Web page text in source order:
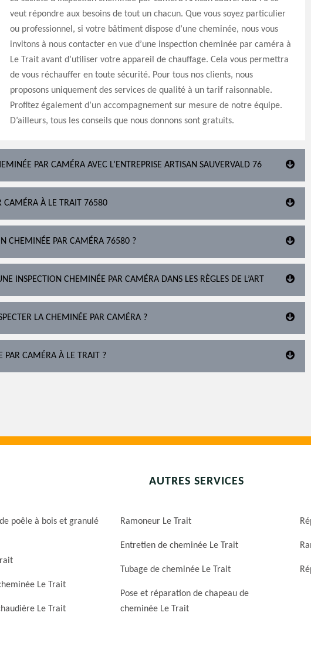
veut répondre aux besoins de tout un chacun. Que vous soyez particulier
ou professionnel, si votre bâtiment dispose d’une cheminée, nous vous
invitons à nous contacter en vue d’une inspection cheminée par caméra à
Le Trait avant d’utiliser votre appareil de chauffage. Cela vous permettra
de vous réchauffer en toute sécurité. Pour tous nos clients, nous
proposons uniquement des services de qualité à un tarif raisonnable.
Profitez également d’un accompagnement sur mesure de notre équipe.
D’ailleurs, tous les conseils que nous donnons sont gratuits.
PAR CAMÉRA AVEC L’ENTREPRISE ARTISAN SAUVERVALD 76
CAMÉRA À LE TRAIT 76580
CHEMINÉE PAR CAMÉRA 76580 ?
INSPECTION CHEMINÉE PAR CAMÉRA DANS LES RÈGLES DE L’ART
LA CHEMINÉE PAR CAMÉRA ?
PAR CAMÉRA À LE TRAIT ?
AUTRES SERVICES
poêle à bois et granulé
Le Trait
Le Trait
Ramoneur Le Trait
Entretien de cheminée Le Trait
Tubage de cheminée Le Trait
Pose et réparation de chapeau de
cheminée Le Trait